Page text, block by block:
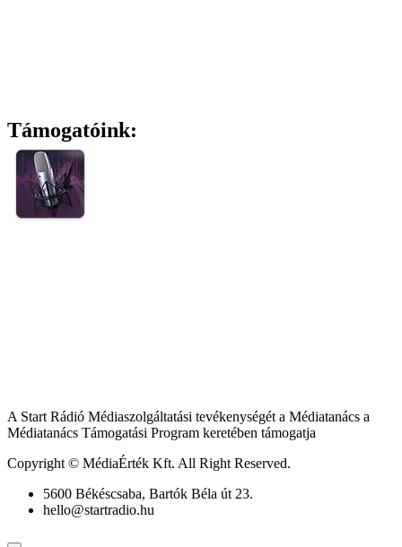
Támogatóink:
A Start Rádió Médiaszolgáltatási tevékenységét a Médiatanács a
Médiatanács Támogatási Program keretében támogatja
Copyright © MédiaÉrték Kft. All Right Reserved.
5600 Békéscsaba, Bartók Béla út 23.
hello@startradio.hu